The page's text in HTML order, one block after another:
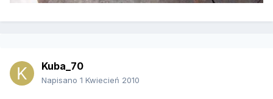
Kuba_70
Napisano 1 Kwiecień 2010